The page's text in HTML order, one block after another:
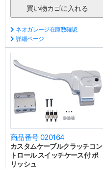
ネオガレージ在庫数確認
詳細ページ
商品番号 020164
カスタムケーブルクラッチコン
トロール スイッチケース付 ポ
リッシュ